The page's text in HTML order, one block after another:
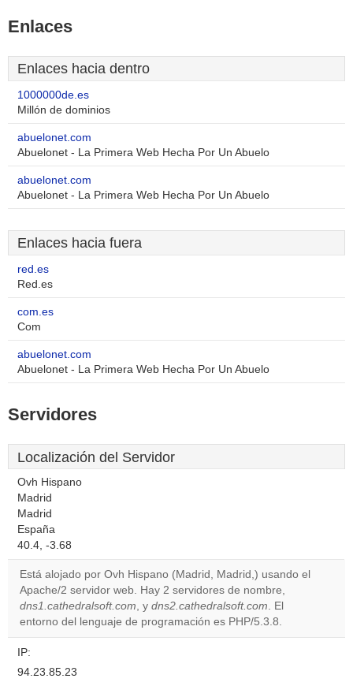
Enlaces
Enlaces hacia dentro
1000000de.es
Millón de dominios
abuelonet.com
Abuelonet - La Primera Web Hecha Por Un Abuelo
abuelonet.com
Abuelonet - La Primera Web Hecha Por Un Abuelo
Enlaces hacia fuera
red.es
Red.es
com.es
Com
abuelonet.com
Abuelonet - La Primera Web Hecha Por Un Abuelo
Servidores
Localización del Servidor
Ovh Hispano
Madrid
Madrid
España
40.4, -3.68
Está alojado por Ovh Hispano (Madrid, Madrid,) usando el
Apache/2 servidor web. Hay 2 servidores de nombre,
dns1.cathedralsoft.com, y dns2.cathedralsoft.com. El
entorno del lenguaje de programación es PHP/5.3.8.
IP:
94.23.85.23